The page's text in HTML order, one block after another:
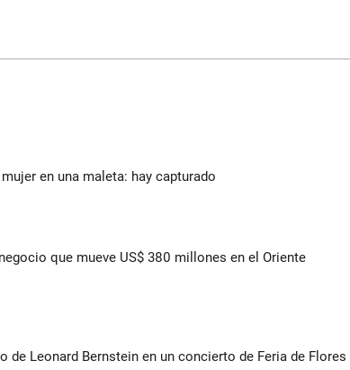
en una maleta: hay capturado
que mueve US$ 380 millones en el Oriente
de Leonard Bernstein en un concierto de Feria de Flores